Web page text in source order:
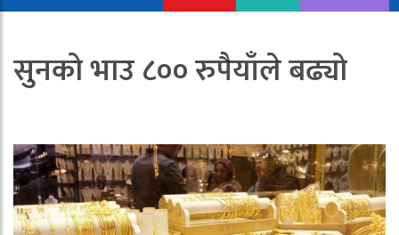
सुनको भाउ ८०० रुपैयाँले बढ्यो